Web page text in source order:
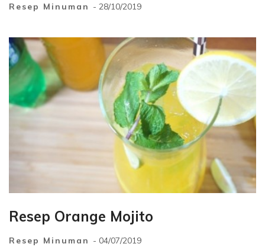
Resep Minuman - 28/10/2019
Resep Orange Mojito
Resep Minuman - 04/07/2019